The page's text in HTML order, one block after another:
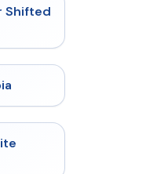
★ 4.5
Shifted